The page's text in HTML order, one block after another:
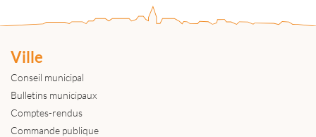
Ville
Conseil municipal
Bulletins municipaux
Comptes-rendus
Commande publique